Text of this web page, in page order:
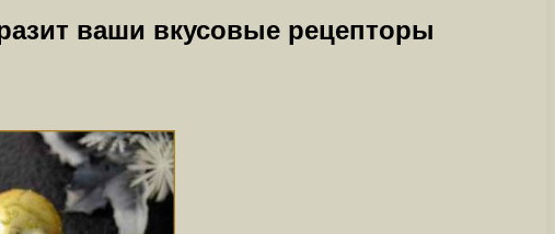
ваши вкусовые рецепторы